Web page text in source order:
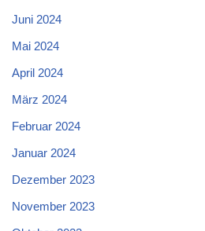
Juni 2024
Mai 2024
April 2024
März 2024
Februar 2024
Januar 2024
Dezember 2023
November 2023